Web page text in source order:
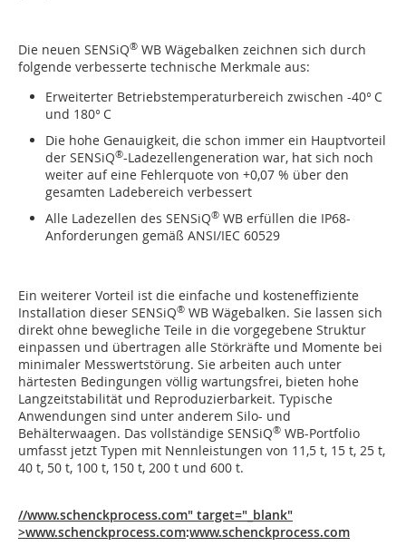
Die neuen SENSiQ® WB Wägebalken zeichnen sich durch
folgende verbesserte technische Merkmale aus:
Erweiterter Betriebstemperaturbereich zwischen -40° C
und 180° C
Die hohe Genauigkeit, die­ schon immer ein Hauptvorteil
der SENSiQ®-Lade­zellengeneration war, hat sich noch
weiter auf eine Fehlerquote von +0,07 % über den
gesamten Ladebereich verbessert
Alle Ladezellen des SENSiQ® WB erfüllen die IP68-
Anforderungen gemäß ANSI/IEC 60529
Ein weiterer Vorteil ist die einfache und kosteneffiziente
Installation dieser SENSiQ® WB Wägebalken. Sie lassen sich
direkt ohne bewegliche Teile in die vorgegebene Struktur
einpassen und übertragen alle Störkräfte und Momente bei
minimaler Messwertstörung. Sie arbeiten auch unter
härtesten Bedingungen völlig wartungsfrei, bieten hohe
Langzeitstabilität und Reproduzierbarkeit. Typische
Anwendungen sind unter anderem Silo- und
Behälterwaagen. Das vollständige SENSiQ® WB-Portfolio
umfasst jetzt Typen mit Nennleistungen von 11,5 t, 15 t, 25 t,
40 t, 50 t, 100 t, 150 t, 200 t und 600 t.
//www.schenckprocess.com" target="_blank"
>www.schenckprocess.com:www.schenckprocess.com